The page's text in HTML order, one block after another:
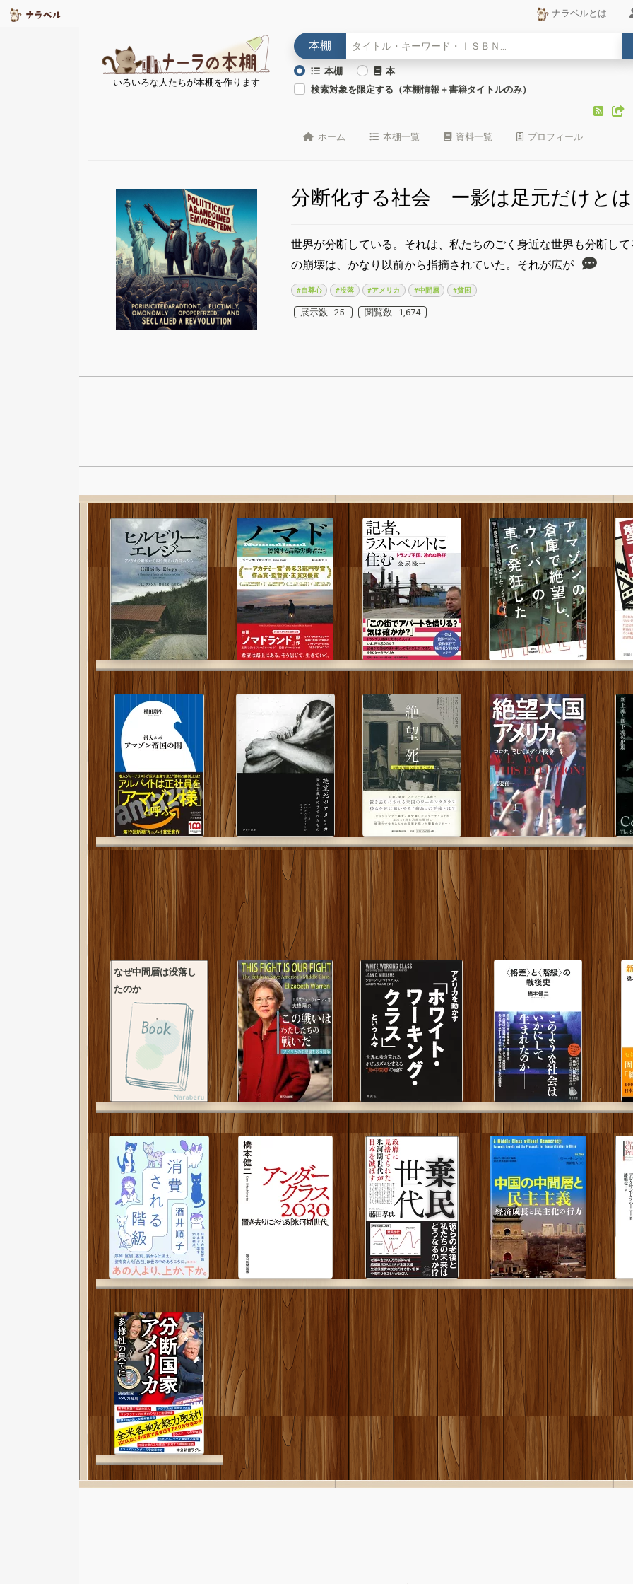
ナラベルとは
いろいろな人たちが本棚を作ります
本棚
本棚
本
検索対象を限定する（本棚情報＋書籍タイトルのみ）
ホーム 本棚一覧 資料一覧 プロフィール
分断化する社会 ー影は足元だけと
世界が分断している。それは、私たちのごく身近な世界も分断し
の崩壊は、かなり以前から指摘されていた。それが広が
#自尊心 #没落 #アメリカ #中間層 #貧困
展示数 25 閲覧数 1,674
なぜ中間層は没落し
たのか